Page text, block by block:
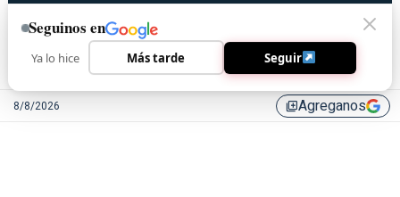
8/8/2026 library_addAgreganos
Seguinos en
Ya lo hice Más tarde Seguir